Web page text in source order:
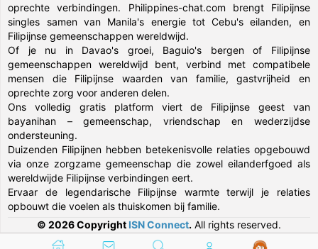
oprechte verbindingen. Philippines-chat.com brengt Filipijnse
singles samen van Manila's energie tot Cebu's eilanden, en
Filipijnse gemeenschappen wereldwijd.
Of je nu in Davao's groei, Baguio's bergen of Filipijnse
gemeenschappen wereldwijd bent, verbind met compatibele
mensen die Filipijnse waarden van familie, gastvrijheid en
oprechte zorg voor anderen delen.
Ons volledig gratis platform viert de Filipijnse geest van
bayanihan – gemeenschap, vriendschap en wederzijdse
ondersteuning.
Duizenden Filipijnen hebben betekenisvolle relaties opgebouwd
via onze zorgzame gemeenschap die zowel eilanderfgoed als
wereldwijde Filipijnse verbindingen eert.
Ervaar de legendarische Filipijnse warmte terwijl je relaties
opbouwt die voelen als thuiskomen bij familie.
© 2026 Copyright ISN Connect. All rights reserved.